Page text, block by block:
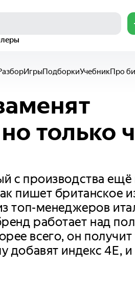
ИгрыПодборкиУчебникПро
только
с производства ещё
пишет британское
топ-менеджеров
работает над
всего, он
добавят индекс 4E,